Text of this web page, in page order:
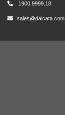
1900.9999.18
sales@daicata.com